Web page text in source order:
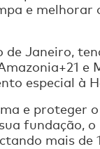
e melhorar
Janeiro,
e
especial à
e proteger
fundação,
mais de